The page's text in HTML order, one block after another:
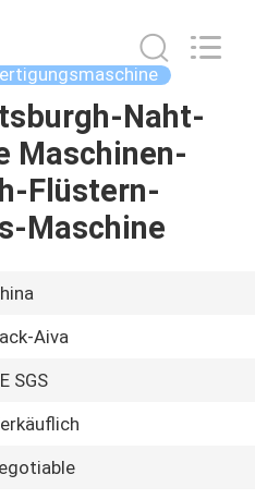
Naht-
Maschinen-
Flüstern-
Maschine
Aiva
SGS